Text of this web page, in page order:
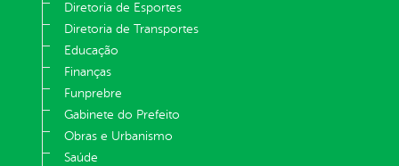
Diretoria de Esportes
Diretoria de Transportes
Educação
Finanças
Funprebre
Gabinete do Prefeito
Obras e Urbanismo
Saúde